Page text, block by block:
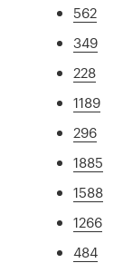
562
349
228
1189
296
1885
1588
1266
484